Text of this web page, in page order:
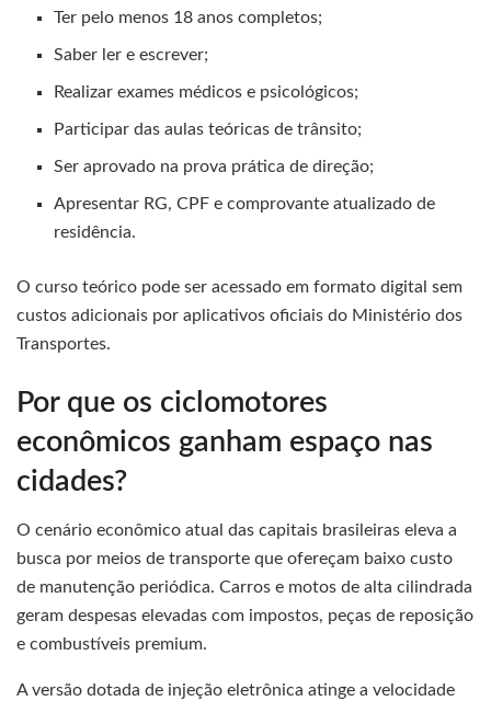
Ter pelo menos 18 anos completos;
Saber ler e escrever;
Realizar exames médicos e psicológicos;
Participar das aulas teóricas de trânsito;
Ser aprovado na prova prática de direção;
Apresentar RG, CPF e comprovante atualizado de
residência.
O curso teórico pode ser acessado em formato digital sem
custos adicionais por aplicativos oficiais do Ministério dos
Transportes.
Por que os ciclomotores
econômicos ganham espaço nas
cidades?
O cenário econômico atual das capitais brasileiras eleva a
busca por meios de transporte que ofereçam baixo custo
de manutenção periódica. Carros e motos de alta cilindrada
geram despesas elevadas com impostos, peças de reposição
e combustíveis premium.
A versão dotada de injeção eletrônica atinge a velocidade